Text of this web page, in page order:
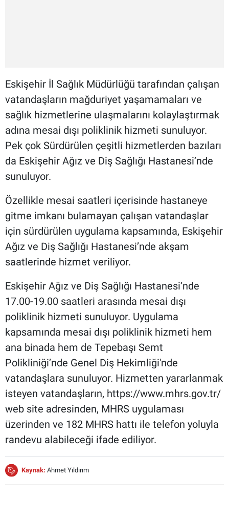
Eskişehir İl Sağlık Müdürlüğü tarafından çalışan
vatandaşların mağduriyet yaşamamaları ve
sağlık hizmetlerine ulaşmalarını kolaylaştırmak
adına mesai dışı poliklinik hizmeti sunuluyor.
Pek çok Sürdürülen çeşitli hizmetlerden bazıları
da Eskişehir Ağız ve Diş Sağlığı Hastanesi’nde
sunuluyor.
Özellikle mesai saatleri içerisinde hastaneye
gitme imkanı bulamayan çalışan vatandaşlar
için sürdürülen uygulama kapsamında, Eskişehir
Ağız ve Diş Sağlığı Hastanesi’nde akşam
saatlerinde hizmet veriliyor.
Eskişehir Ağız ve Diş Sağlığı Hastanesi’nde
17.00-19.00 saatleri arasında mesai dışı
poliklinik hizmeti sunuluyor. Uygulama
kapsamında mesai dışı poliklinik hizmeti hem
ana binada hem de Tepebaşı Semt
Polikliniği’nde Genel Diş Hekimliği'nde
vatandaşlara sunuluyor. Hizmetten yararlanmak
isteyen vatandaşların, https://www.mhrs.gov.tr/
web site adresinden, ⁠⁠MHRS uygulaması
üzerinden ve 182 MHRS hattı ile telefon yoluyla
randevu alabileceği ifade ediliyor.
Kaynak: Ahmet Yıldırım